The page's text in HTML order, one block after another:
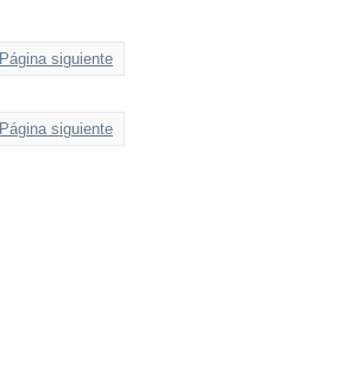
Página siguiente
Página siguiente